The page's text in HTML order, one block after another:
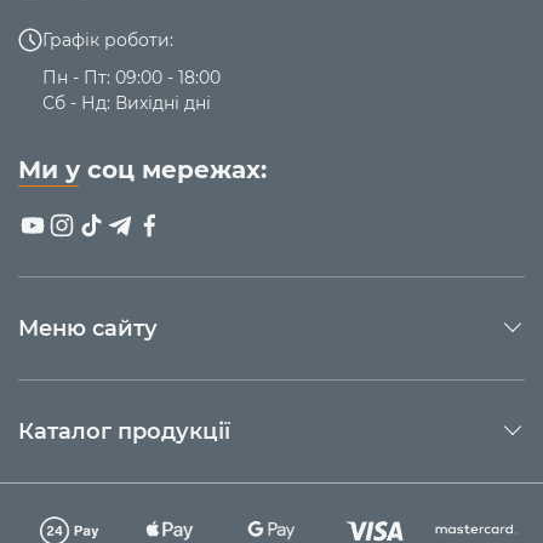
Меню сайту
Каталог продукції
Графік роботи:
Пн - Пт: 09:00 - 18:00
Сб - Нд: Вихідні дні
Ми у соц мережах: